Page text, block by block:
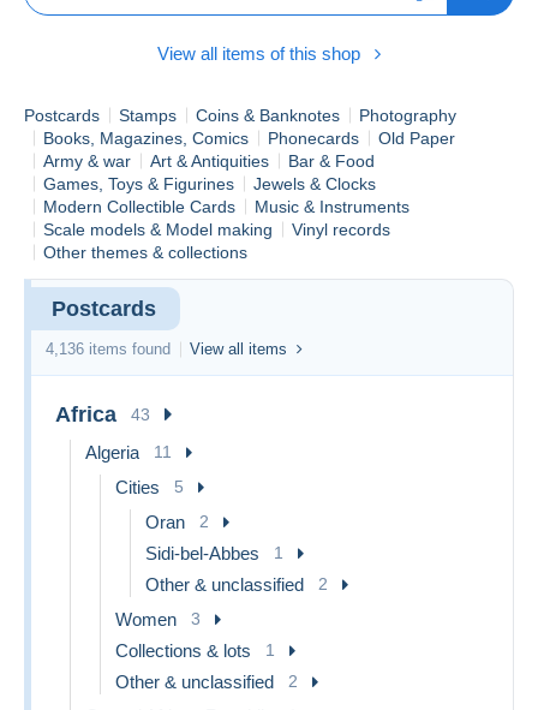
compatible avec un juste prix dans lequel le vendeur comme
trait"
View all items of this shop
Postcards Stamps Coins & Banknotes
Photography
Books, Magazines, Comics
Phonecards
Old Paper
Army & war
Art & Antiquities
Bar & Food
Games, Toys & Figurines
Jewels & Clocks
Modern Collectible Cards
Music & Instruments
Scale models & Model making
Vinyl records
Other themes & collections
Postcards
4,136 items found View all items
Africa 43
Algeria 11
Cities 5
Oran 2
Sidi-bel-Abbes 1
Other & unclassified 2
Women 3
Collections & lots 1
Other & unclassified 2